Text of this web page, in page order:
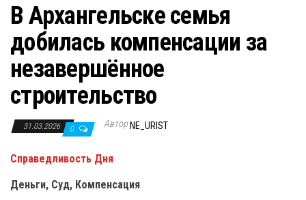
В Архангельске семья
добилась компенсации за
незавершённое
строительство
31.03.2026 0 Автор NE_URIST
Справедливость Дня
Деньги, Суд, Компенсация